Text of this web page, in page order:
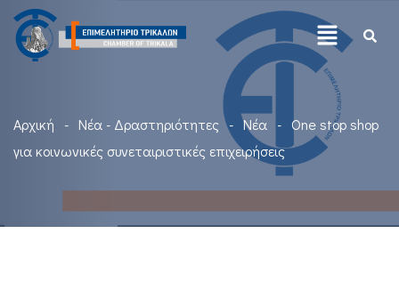
Αρχική Νέα - Δραστηριότητες Νέα
One stop shop
για κοινωνικές συνεταιριστικές επιχειρήσεις